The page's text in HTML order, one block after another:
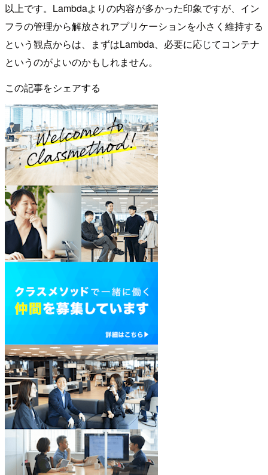
以上です。Lambdaよりの内容が多かった印象ですが、イン
フラの管理から解放されアプリケーションを小さく維持する
という観点からは、まずはLambda、必要に応じてコンテナ
というのがよいのかもしれません。
この記事をシェアする